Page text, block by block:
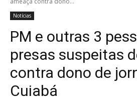
Notícias
PM e outras 3
presas suspeitas
contra dono de
Cuiabá